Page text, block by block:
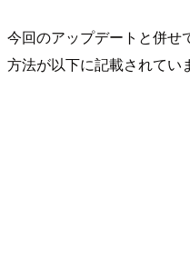
今回のアップデートと併せ
方法が以下に記載されてい